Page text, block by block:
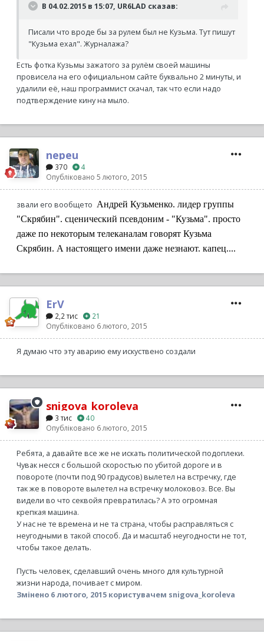
В 04.02.2015 в 15:07, UR6LAD сказав:
Писали что вроде бы за рулем был не Кузьма. Тут пишут
"Кузьма ехал". Журналажа?
Есть фотка Кузьмы зажатого за рулём своей машины
провисела на его официальном сайте буквально 2 минуты, и
удалили её, наш программист скачал, так что если надо
подтверждение кину на мыло.
nepeu
370
4
Опубліковано 5 лютого, 2015
звали его вообщето Андрей Кузьменко. лидер группы
"Скрябин". сценический псевдоним - "Кузьма". просто
даже по некоторым телеканалам говорят Кузьма
Скрябин. А настоящего имени даже незнают. капец....
ErV
2,2 тис
21
Опубліковано 6 лютого, 2015
Я думаю что эту аварию ему искуствено создали
snigova_koroleva
3 тис
40
Опубліковано 6 лютого, 2015
Ребята, а давайте все же не искать политической подоплеки.
Чувак несся с большой скоростью по убитой дороге и в
повороте (почти под 90 градусов) вылетел на встречку, где
так же в повороте вылетел на встречку молоковоз. Все. Вы
видели во что секвойя превратилась? А это огромная
крепкая машина.
У нас не те времена и не та страна, чтобы расправляться с
неугодными в такой способ. Да и масштаб неугодности не тот,
чтобы такое делать.
Пусть человек, сделавший очень много для культурной
жизни народа, почивает с миром.
Змінено 6 лютого, 2015 користувачем snigova_koroleva